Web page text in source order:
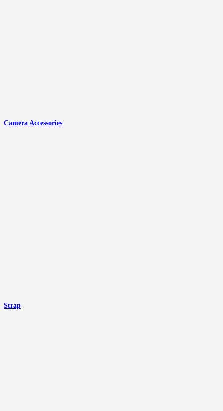
Camera Accessories
Strap